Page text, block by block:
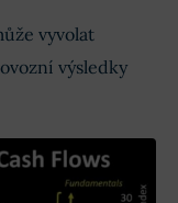
vyvolat
výsledky